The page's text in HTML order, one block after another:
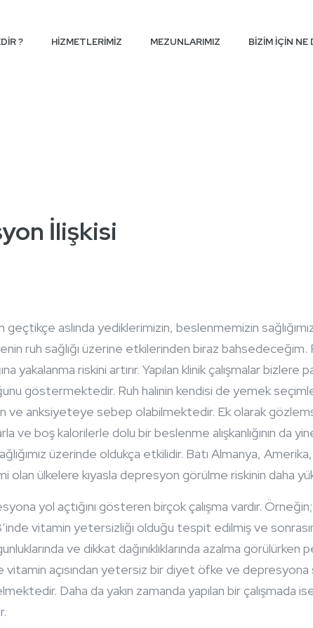
? HİZMETLERİMİZ MEZUNLARIMIZ BİZİM İÇİN NE
İlişkisi
geçtikçe aslında yediklerimizin, beslenmemizin
ruh sağlığı üzerine etkilerinden biraz bahsedeceğim.
yakalanma riskini artırır. Yapılan klinik çalışmalar bizlere
göstermektedir. Ruh halinin kendisi de yemek
anksiyeteye sebep olabilmektedir. Ek olarak
ve boş kalorilerle dolu bir beslenme alışkanlığının da
üzerinde oldukça etkilidir. Batı Almanya,
olan ülkelere kıyasla depresyon görülme riskinin daha
yol açtığını gösteren birçok çalışma vardır.
38’inde vitamin yetersizliği olduğu tespit edilmiş ve
ve dikkat dağınıklıklarında azalma
vitamin açısından yetersiz bir diyet öfke ve
Daha da yakın zamanda yapılan bir